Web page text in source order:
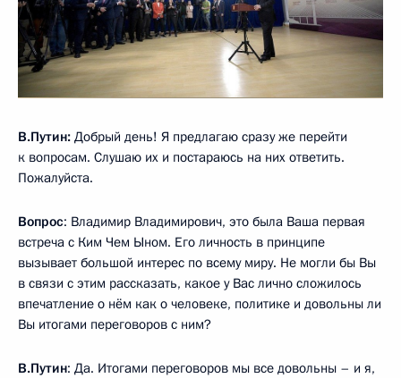
В.Путин: Добрый день! Я предлагаю сразу же перейти
к вопросам. Слушаю их и постараюсь на них ответить.
Пожалуйста.
Вопрос: Владимир Владимирович, это была Ваша первая
встреча с Ким Чем Ыном. Его личность в принципе
вызывает большой интерес по всему миру. Не могли бы Вы
в связи с этим рассказать, какое у Вас лично сложилось
впечатление о нём как о человеке, политике и довольны ли
Вы итогами переговоров с ним?
В.Путин: Да. Итогами переговоров мы все довольны – и я,